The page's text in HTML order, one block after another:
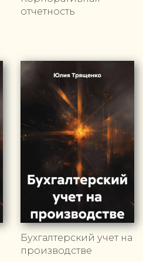
отчетность
Бухгалтерский учет на
производстве